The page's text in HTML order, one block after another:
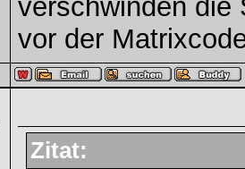
verschwinden die
vor der
Zitat: